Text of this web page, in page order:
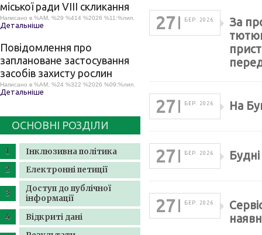
міської ради VIII скликання
Написано в %AM, %29 %414 %2026 %11:%лип.
Детальніше
Повідомлення про
заплановане застосування
засобів захисту рослин
Написано в %AM, %24 %322 %2026 %09:%лип.
Детальніше
ОСНОВНІ РОЗДІЛИ
Інклюзивна політика
Електронні петиції
Доступ до публічної
інформації
Відкриті дані
27 БЕР. 2026
За
27 БЕР. 2026 На
27 БЕР. 2026
27 БЕР. 2026